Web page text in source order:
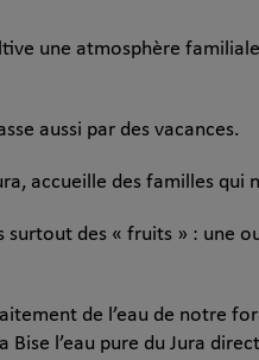
une atmosphère
aussi par des vacances.
accueille des familles qui
surtout des « fruits » : une
de l’eau de notre
l’eau pure du Jura